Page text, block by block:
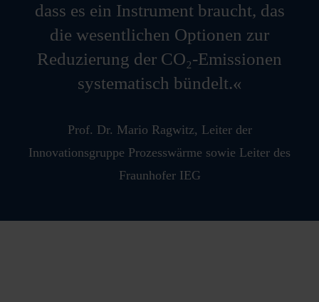
dass es ein Instrument braucht, das
die wesentlichen Optionen zur
Reduzierung der CO₂-Emissionen
systematisch bündelt.
Prof. Dr. Mario Ragwitz, Leiter der
Innovationsgruppe Prozesswärme sowie Leiter des
Fraunhofer IEG